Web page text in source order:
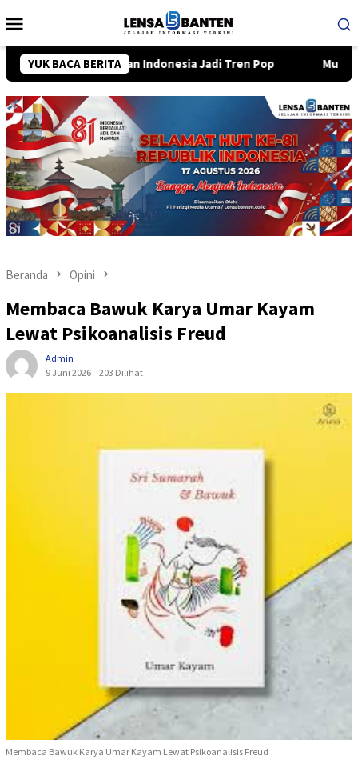
ke
Mobile
YUK BACA BERITA
Jalanan Indonesia Jadi Tren Pop Musim Kemarau,
Beranda Opini
Membaca Bawuk Karya Umar Kayam
Lewat Psikoanalisis Freud
Admin
9 Juni 2026
203 Dilihat
Membaca Bawuk Karya Umar Kayam Lewat Psikoanalisis Freud